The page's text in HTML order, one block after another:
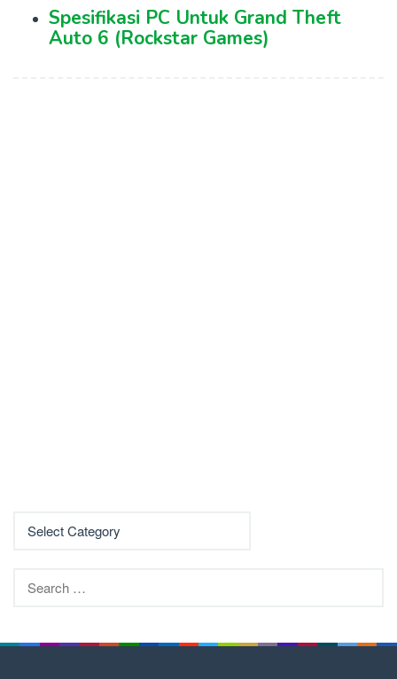
Spesifikasi PC Untuk Grand Theft
Auto 6 (Rockstar Games)
for: